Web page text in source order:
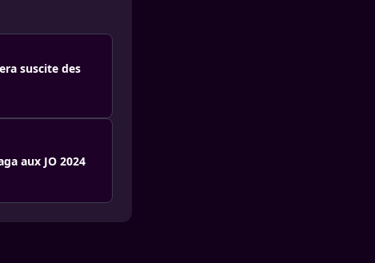
suscite des
aux JO 2024